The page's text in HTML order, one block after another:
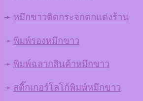
➛ หมึกขาวติดกระจกตกแต่งร้าน
➛ พิมพ์รองหมึกขาว
➛ พิมพ์ฉลากสินค้าหมึกขาว
➛ สติ๊กเกอร์โลโก้พิมพ์หมึกขาว